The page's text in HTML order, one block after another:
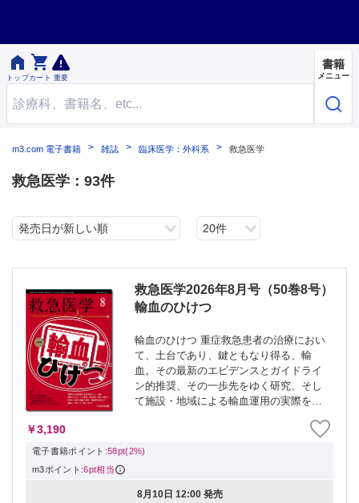

トップ

カート 重要
書籍
メニュー
m3.com 電子書籍 雑誌 臨床医学：外科系 救急医学
救急医学：93件
発売日が新しい順 20件
救急医学2026年8月号（50巻8号）
輸血のひけつ
輸血のひけつ 重症救急患者の治療におい
て、土台であり、鍵ともなり得る、輸
血。その最新のエビデンスとガイドライ
ン的推奨、その一歩先をゆく研究、そし
て施設・地域による輸血運用の実際を紹
「救急医学」最新号・バックナンバーは
こちら ≫ 「救急医学」年間購読、受付
￥3,190
電子書籍ポイント:58pt(2%)
m3ポイント:6pt相当
8月10日 12:00 発売